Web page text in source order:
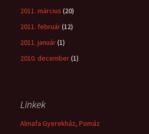
2011. március (20)
2011. február(12)
2011. január(1)
2010. december(1)
Linkek
Almafa Gyerekház, Pomáz